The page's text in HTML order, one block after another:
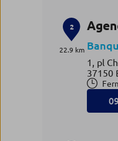
2
22.9 km
1, pl
37150